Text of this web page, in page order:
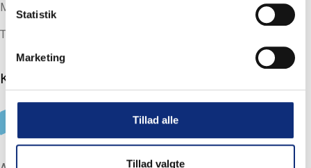
Statistik
Marketing
Tillad alle
Tillad valgte
Maler
Telefon: (+45) 98 24 15 11
Kontakt